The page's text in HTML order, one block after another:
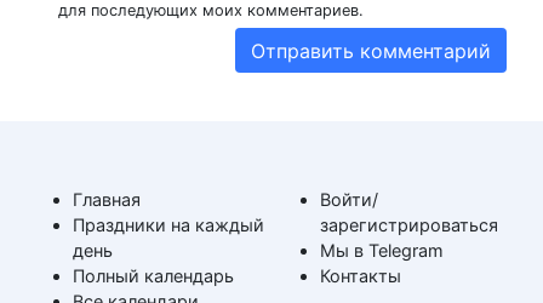
для последующих моих комментариев.
Главная
Праздники на каждый
день
Полный календарь
Войти/
зарегистрироваться
Мы в Telegram
Контакты